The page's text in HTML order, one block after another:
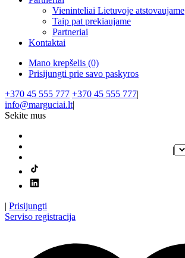
Vieninteliai Lietuvoje atstovaujame
Taip pat prekiaujame
Partneriai
Kontaktai
Mano krepšelis (0)
Prisijungti prie savo paskyros
+370 45 555 777 +370 45 555 777|
info@marguciai.lt|
Sekite mus
| Prisijungti
|
Serviso registracija